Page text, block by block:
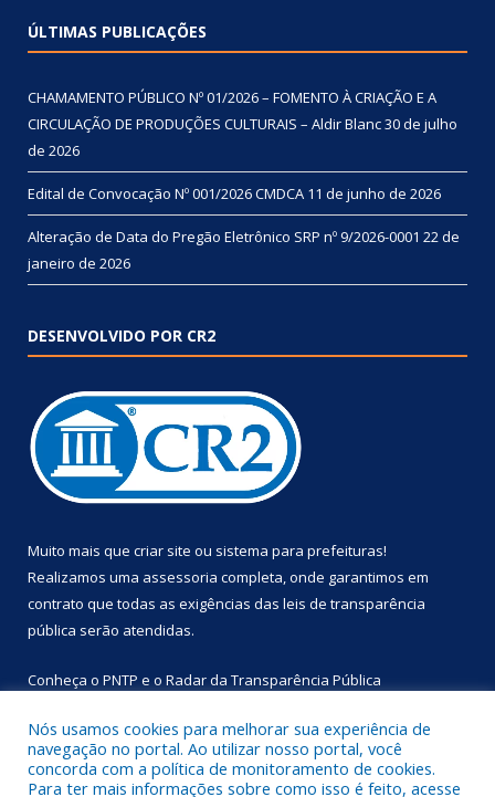
ÚLTIMAS PUBLICAÇÕES
CHAMAMENTO PÚBLICO Nº 01/2026 – FOMENTO À CRIAÇÃO E A
CIRCULAÇÃO DE PRODUÇÕES CULTURAIS – Aldir Blanc30 de julho
de 2026
Edital de Convocação Nº 001/2026 CMDCA 11 de junho de 2026
Alteração de Data do Pregão Eletrônico SRP nº 9/2026-0001 22 de
janeiro de 2026
DESENVOLVIDO POR CR2
Muito mais que criar site ou sistema para prefeituras!
Realizamos uma assessoria completa, onde garantimos em
contrato que todas as exigências das leis de transparência
pública serão atendidas.
Conheça o PNTP e o Radar da Transparência Pública
Nós usamos cookies para melhorar sua experiência de
navegação no portal. Ao utilizar nosso portal, você
concorda com a política de monitoramento de cookies.
Para ter mais informações sobre como isso é feito, acesse